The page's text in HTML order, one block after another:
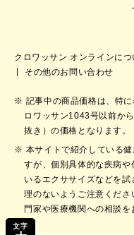
文字
クロワッサン オンラインにつ
その他のお問い合わせ
記事中の商品価格は、特
ロワッサン1043号以前か
抜き）の価格となります。
本サイトで紹介している
すが、個別具体的な疾病
いるエクササイズなどを
理のないようご注意くだ
門家や医療機関への相談を